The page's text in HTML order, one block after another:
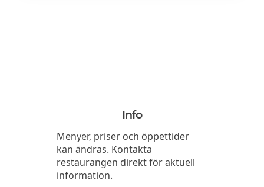
Info
Menyer, priser och öppettider
kan ändras. Kontakta
restaurangen direkt för aktuell
information.